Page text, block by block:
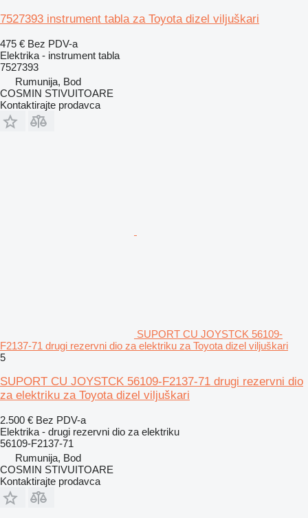
7527393 instrument tabla za Toyota dizel viljuškari
475 € Bez PDV-a
Elektrika - instrument tabla
7527393
Rumunija, Bod
COSMIN STIVUITOARE
Kontaktirajte prodavca
SUPORT CU JOYSTCK 56109-
F2137-71 drugi rezervni dio za elektriku za Toyota dizel viljuškari
5
SUPORT CU JOYSTCK 56109-F2137-71 drugi rezervni dio
za elektriku za Toyota dizel viljuškari
2.500 € Bez PDV-a
Elektrika - drugi rezervni dio za elektriku
56109-F2137-71
Rumunija, Bod
COSMIN STIVUITOARE
Kontaktirajte prodavca